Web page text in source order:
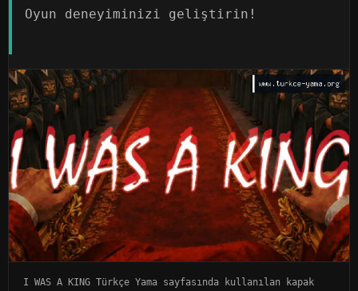
Oyun deneyiminizi geliştirin!
I WAS A KING Türkçe Yama sayfasında kullanılan kapak